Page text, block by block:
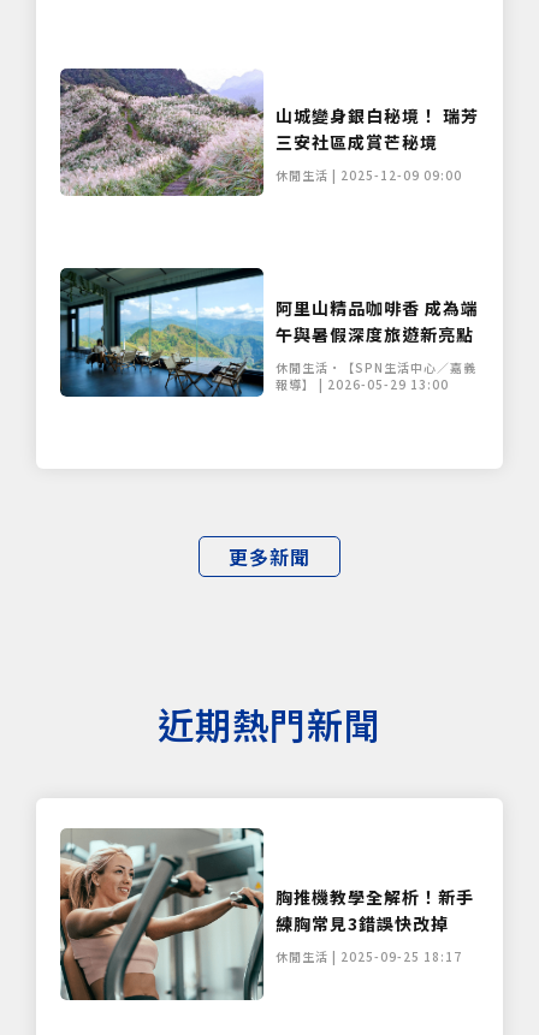
更多新聞
山城變身銀白秘境！ 瑞芳
三安社區成賞芒秘境
休閒生活 | 2025-12-09 09:00
阿里山精品咖啡香 成為端
午與暑假深度旅遊新亮點
休閒生活•【SPN生活中心／嘉義
報導】 | 2026-05-29 13:00
近期熱門新聞
胸推機教學全解析！新手
練胸常見3錯誤快改掉
休閒生活 | 2025-09-25 18:17
僅必需的Cookies 同意